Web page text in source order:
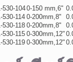
530-1040-150 mm,6"
530-1140-200mm,8"
530-1180-200mm,8"
530-1150-300mm,12"
530-1190-300mm,12"